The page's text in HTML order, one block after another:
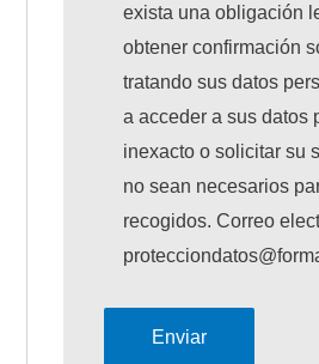
exista una obligación
obtener confirmación
tratando sus datos
a acceder a sus datos
inexacto o solicitar su
no sean necesarios
recogidos. Correo